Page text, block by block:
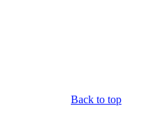
Back to top